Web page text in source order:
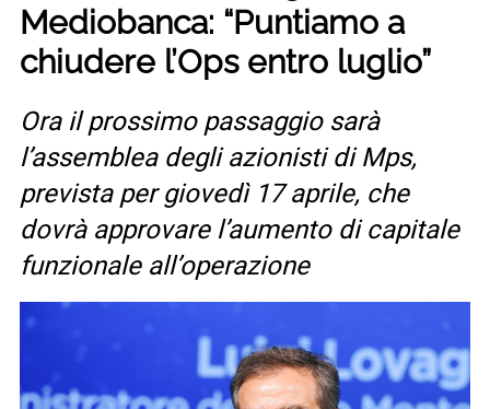
Mediobanca: “Puntiamo a
chiudere l’Ops entro luglio”
Ora il prossimo passaggio sarà
l’assemblea degli azionisti di Mps,
prevista per giovedì 17 aprile, che
dovrà approvare l’aumento di capitale
funzionale all’operazione